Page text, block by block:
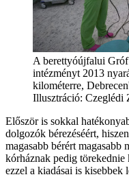
A berettyóújfalui
intézményt 2013
kilométerre,
Illusztráció: Czeglédi
Először is sokkal
dolgozók bérezéséért,
magasabb bérért magasabb
kórháznak pedig törekednie
ezzel a kiadásai is kisebbek